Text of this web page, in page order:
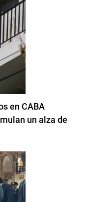
en CABA
un alza de